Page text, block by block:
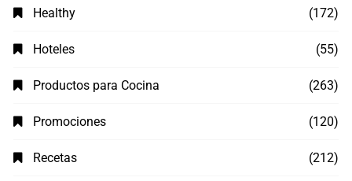
Healthy (172)
Hoteles (55)
Productos para Cocina (263)
Promociones (120)
Recetas (212)